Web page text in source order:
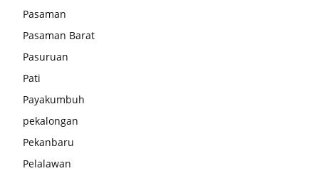
Pasaman
Pasaman Barat
Pasuruan
Pati
Payakumbuh
pekalongan
Pekanbaru
Pelalawan